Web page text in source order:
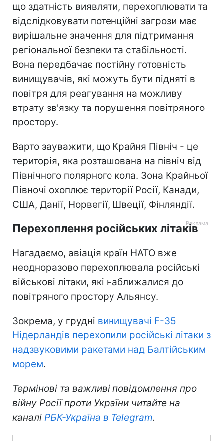
що здатність виявляти, перехоплювати та
відслідковувати потенційні загрози має
вирішальне значення для підтримання
регіональної безпеки та стабільності.
Вона передбачає постійну готовність
винищувачів, які можуть бути підняті в
повітря для реагування на можливу
втрату зв'язку та порушення повітряного
простору.
Варто зауважити, що Крайня Північ - це
територія, яка розташована на північ від
Північного полярного кола. Зона Крайньої
Півночі охоплює території Росії, Канади,
США, Данії, Норвегії, Швеції, Фінляндії.
Перехоплення російських літаків
Нагадаємо, авіація країн НАТО вже
неодноразово перехоплювала російські
військові літаки, які наближалися до
повітряного простору Альянсу.
Зокрема, у грудні винищувачі F-35
Нідерландів перехопили російські літаки з
надзвуковими ракетами над Балтійським
морем.
Термінові та важливі повідомлення про
війну Росії проти України читайте на
каналі РБК-Україна в Telegram.